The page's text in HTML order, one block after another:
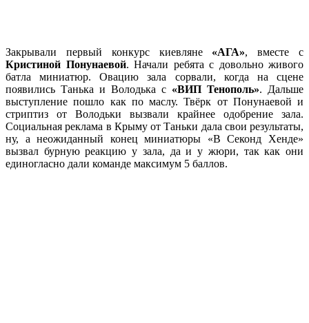
Закрывали первый конкурс киевляне «АГА», вместе с
Кристиной Понунаевой. Начали ребята с довольно живого
батла миниатюр. Овацию зала сорвали, когда на сцене
появились Танька и Володька с «ВИП Тенополь». Дальше
выступление пошло как по маслу. Твёрк от Понунаевой и
стриптиз от Володьки вызвали крайнее одобрение зала.
Социальная реклама в Крыму от Таньки дала свои результаты,
ну, а неожиданный конец миниатюры «В Секонд Хенде»
вызвал бурную реакцию у зала, да и у жюри, так как они
единогласно дали команде максимум 5 баллов.